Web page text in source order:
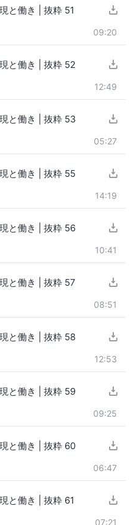
と働き | 抜粋 51
09:20
と働き | 抜粋 52
12:49
と働き | 抜粋 53
05:27
と働き | 抜粋 55
14:19
と働き | 抜粋 56
10:41
と働き | 抜粋 57
08:51
と働き | 抜粋 58
12:53
と働き | 抜粋 59
09:25
と働き | 抜粋 60
06:47
と働き | 抜粋 61
07:21